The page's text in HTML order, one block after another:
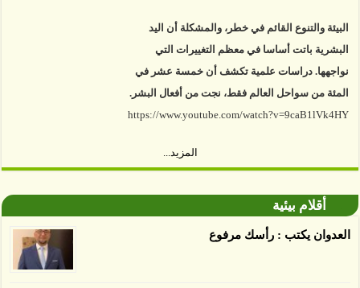
البيئة والتنوع القائم في خطر، والمشكلة أن اليد
البشرية باتت أساسا في معظم التغييرات التي
نواجهها. دراسات علمية تكشف أن خمسة عشر في
المئة من سواحل العالم فقط، نجت من أفعال البشر.
https://www.youtube.com/watch?v=9caB1lVk4HY
توصل العلماء إلى أن غابات زيت النخيل التي تم
اعتمادها على أنها مستدامة تدمرت بشكل أسرع من
الأرض غير المعتمدة، وذلك حسب دراسة كشفت
الغطاء عن أي ادعاءات تقول بأن الزيت يمكن ألا
يسبب الدمار. وكشفت الدراسة فقدان المناطق
المزيد...
أقلام بيئية
العدوان يكتب : رأسك مرفوع